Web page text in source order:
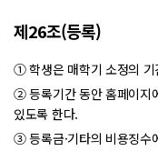
제26조(등록)
① 학생은 매학기 소정의 기
② 등록기간 동안 홈페이지
있도록 한다.
③ 등록금·기타의 비용징수